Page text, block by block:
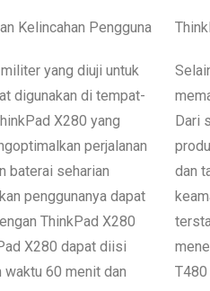
Kelincahan Pengguna
yang diuji untuk
digunakan di tempat-
X280 yang
perjalanan
baterai seharian
penggunanya dapat
ThinkPad X280
X280 dapat diisi
waktu 60 menit dan
Dari
dan
T480